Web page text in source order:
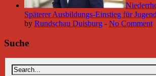
Späterer Ausbildungs-Einstieg für
by Rundschau Duisburg - No Comment
Suche